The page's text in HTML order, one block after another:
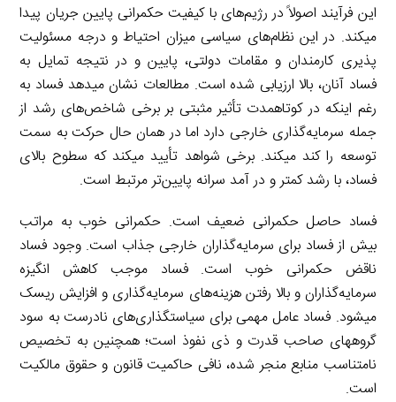
این فرآیند اصولاً در رژیم‌های با کیفیت حکمرانی پایین جریان پیدا
می­کند. در این نظام‌های سیاسی میزان احتیاط و درجه مسئولیت
پذیری کارمندان و مقامات دولتی، پایین و در نتیجه تمایل به
فساد آنان، بالا ارزیابی شده است. مطالعات نشان می­دهد فساد به
رغم اینکه در کوتاه­مدت تأثیر مثبتی بر برخی شاخص‌های رشد از
جمله سرمایه‌گذاری خارجی دارد اما در همان حال حرکت به سمت
توسعه را کند می­کند. برخی شواهد تأیید می­کند که سطوح بالای
فساد، با رشد کمتر و در آمد سرانه پایین‌تر مرتبط است.
فساد حاصل حکمرانی ضعیف است. حکمرانی خوب به مراتب
بیش از فساد برای سرمایه‌گذاران خارجی جذاب است. وجود فساد
ناقض حکمرانی خوب است. فساد موجب کاهش انگیزه
سرمایه‌گذاران و بالا رفتن هزینه‌های سرمایه‌گذاری و افزایش ریسک
می­شود. فساد عامل مهمی برای سیاستگذاری‌های نادرست به سود
گروه­های صاحب قدرت و ذی نفوذ است؛ همچنین به تخصیص
نامتناسب منابع منجر شده، نافی حاکمیت قانون و حقوق مالکیت
است.